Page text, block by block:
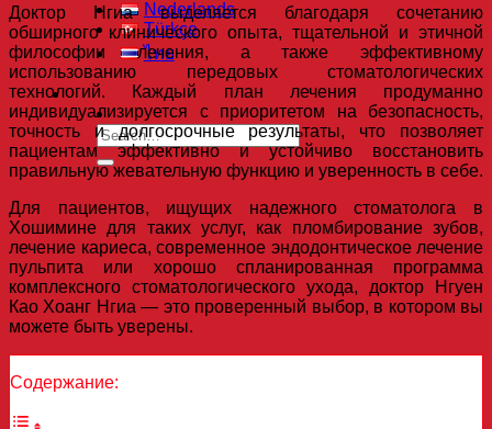
Nederlands
Türkçe
ไทย
Доктор Нгиа выделяется благодаря сочетанию
обширного клинического опыта, тщательной и этичной
философии лечения, а также эффективному
использованию передовых стоматологических
технологий. Каждый план лечения продуманно
индивидуализируется с приоритетом на безопасность,
точность и долгосрочные результаты, что позволяет
пациентам эффективно и устойчиво восстановить
правильную жевательную функцию и уверенность в себе.
Для пациентов, ищущих надежного стоматолога в
Хошимине для таких услуг, как пломбирование зубов,
лечение кариеса, современное эндодонтическое лечение
пульпита или хорошо спланированная программа
комплексного стоматологического ухода, доктор Нгуен
Као Хоанг Нгиа — это проверенный выбор, в котором вы
можете быть уверены.
Содержание: